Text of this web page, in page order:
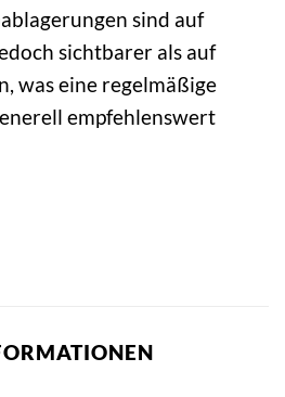
sind auf
sichtbarer als auf
was eine regelmäßige
empfehlenswert